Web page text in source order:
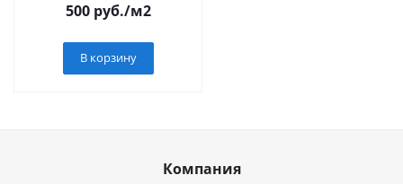
500 руб./м2
В корзину
Компания